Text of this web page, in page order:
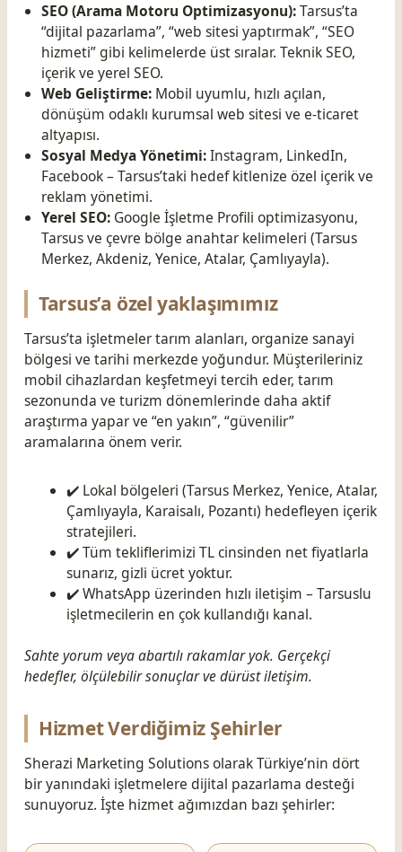
SEO (Arama Motoru Optimizasyonu):Tarsus’ta
“dijital pazarlama”, “web sitesi yaptırmak”, “SEO
hizmeti” gibi kelimelerde üst sıralar. Teknik SEO,
içerik ve yerel SEO.
Web Geliştirme:Mobil uyumlu, hızlı açılan,
dönüşüm odaklı kurumsal web sitesi ve e-ticaret
altyapısı.
Sosyal Medya Yönetimi:Instagram, LinkedIn,
Facebook – Tarsus’taki hedef kitlenize özel içerik ve
reklam yönetimi.
Yerel SEO:Google İşletme Profili optimizasyonu,
Tarsus ve çevre bölge anahtar kelimeleri (Tarsus
Merkez, Akdeniz, Yenice, Atalar, Çamlıyayla).
Tarsus’a özel yaklaşımımız
Tarsus’ta işletmeler tarım alanları, organize sanayi
bölgesi ve tarihi merkezde yoğundur. Müşterileriniz
mobil cihazlardan keşfetmeyi tercih eder, tarım
sezonunda ve turizm dönemlerinde daha aktif
araştırma yapar ve “en yakın”, “güvenilir”
aramalarına önem verir.
✔️ Lokal bölgeleri (Tarsus Merkez, Yenice, Atalar,
Çamlıyayla, Karaisalı, Pozantı) hedefleyen içerik
stratejileri.
✔️ Tüm tekliflerimizi TL cinsinden net fiyatlarla
sunarız, gizli ücret yoktur.
✔️ WhatsApp üzerinden hızlı iletişim – Tarsuslu
işletmecilerin en çok kullandığı kanal.
Sahte yorum veya abartılı rakamlar yok. Gerçekçi
hedefler, ölçülebilir sonuçlar ve dürüst iletişim.
Hizmet Verdiğimiz Şehirler
Sherazi Marketing Solutions olarak Türkiye’nin dört
bir yanındaki işletmelere dijital pazarlama desteği
sunuyoruz. İşte hizmet ağımızdan bazı şehirler: